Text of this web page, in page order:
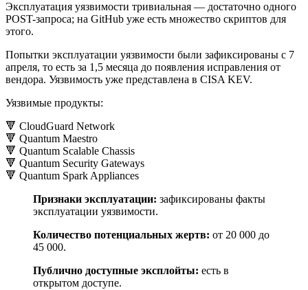
Эксплуатация уязвимости тривиальная — достаточно одного
POST-запроса; на GitHub уже есть множество скриптов для
этого.
Попытки эксплуатации уязвимости были зафиксированы с 7
апреля, то есть за 1,5 месяца до появления исправления от
вендора. Уязвимость уже представлена в CISA KEV.
Уязвимые продукты:
🔻 CloudGuard Network
🔻 Quantum Maestro
🔻 Quantum Scalable Chassis
🔻 Quantum Security Gateways
🔻 Quantum Spark Appliances
Признаки эксплуатации: зафиксированы факты
эксплуатации уязвимости.
Количество потенциальных жертв: от 20 000 до
45 000.
Публично доступные эксплойты: есть в
открытом доступе.